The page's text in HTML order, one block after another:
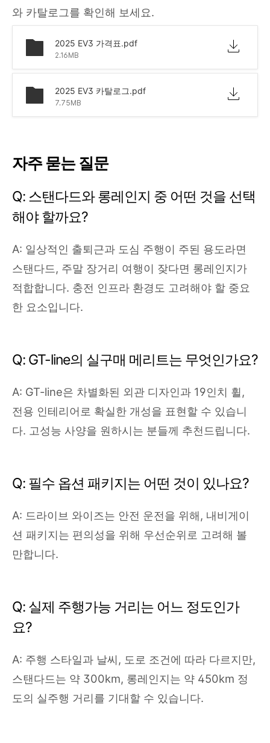
와 카탈로그를 확인해 보세요.
2025 EV3 가격표.pdf
2.16MB
2025 EV3 카탈로그.pdf
7.75MB
자주 묻는 질문
Q: 스탠다드와 롱레인지 중 어떤 것을 선택
해야 할까요?
A: 일상적인 출퇴근과 도심 주행이 주된 용도라면
스탠다드, 주말 장거리 여행이 잦다면 롱레인지가
적합합니다. 충전 인프라 환경도 고려해야 할 중요
한 요소입니다.
Q: GT-line의 실구매 메리트는 무엇인가요?
A: GT-line은 차별화된 외관 디자인과 19인치 휠,
전용 인테리어로 확실한 개성을 표현할 수 있습니
다. 고성능 사양을 원하시는 분들께 추천드립니다.
Q: 필수 옵션 패키지는 어떤 것이 있나요?
A: 드라이브 와이즈는 안전 운전을 위해, 내비게이
션 패키지는 편의성을 위해 우선순위로 고려해 볼
만합니다.
Q: 실제 주행가능 거리는 어느 정도인가
요?
A: 주행 스타일과 날씨, 도로 조건에 따라 다르지만,
스탠다드는 약 300km, 롱레인지는 약 450km 정
도의 실주행 거리를 기대할 수 있습니다.